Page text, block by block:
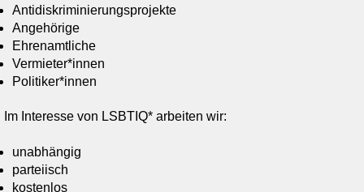
Antidiskriminierungsprojekte
Angehörige
Ehrenamtliche
Vermieter*innen
Politiker*innen
Im Interesse von LSBTIQ* arbeiten wir:
unabhängig
parteiisch
kostenlos